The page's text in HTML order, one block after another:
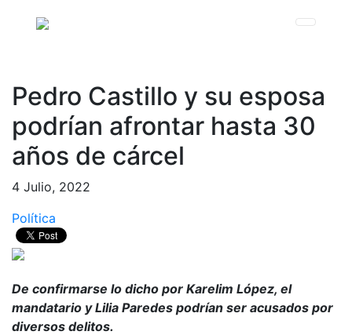
Pedro Castillo y su esposa
podrían afrontar hasta 30
años de cárcel
4 Julio, 2022
Política
De confirmarse lo dicho por Karelim López, el
mandatario y Lilia Paredes podrían ser acusados por
diversos delitos.